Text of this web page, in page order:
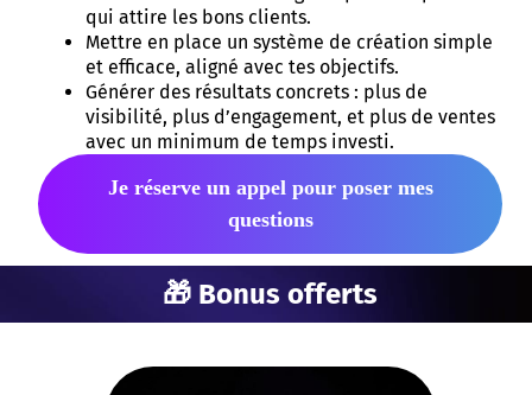
qui attire les bons clients.
Mettre en place un système de création simple
et efficace, aligné avec tes objectifs.
Générer des résultats concrets : plus de
visibilité, plus d’engagement, et plus de ventes
avec un minimum de temps investi.
Je réserve un appel pour poser mes
questions
🎁 Bonus offerts